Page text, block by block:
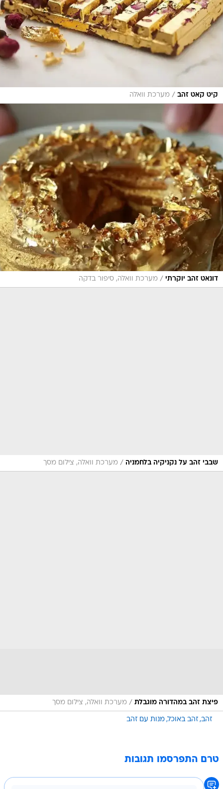
קיט קאט זהב / מערכת וואלה
דונאט זהב יוקרתי / מערכת וואלה, סיפור בדקה
שבבי זהב על נקניקיה בלחמניה / מערכת וואלה, צילום מסך
פיצת זהב במהדורה מוגבלת / מערכת וואלה, צילום מסך
זהב זהב באוכל מנות עם זהב
טרם התפרסמו תגובות